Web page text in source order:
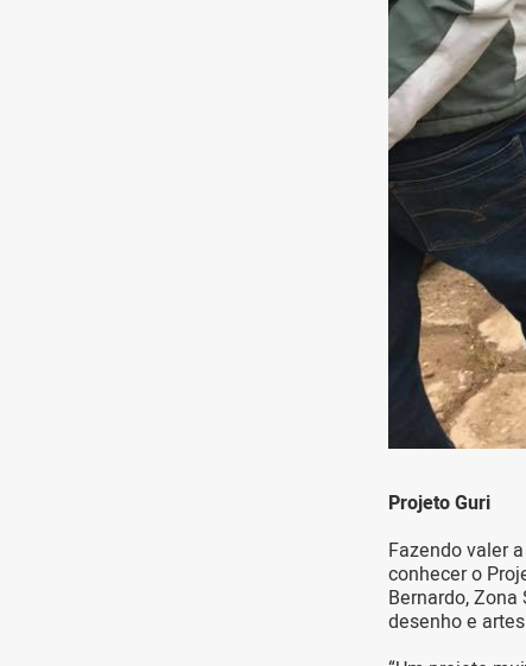
Projeto Guri
Fazendo valer
conhecer o
Bernardo,
desenho e